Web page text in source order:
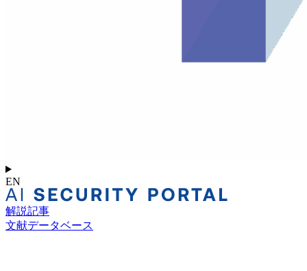
EN
解説記事
文献データベース